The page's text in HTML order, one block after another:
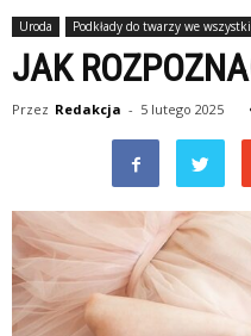
Uroda Podkłady do twarzy we
JAK
Przez Redakcja - 5 lutego 2025